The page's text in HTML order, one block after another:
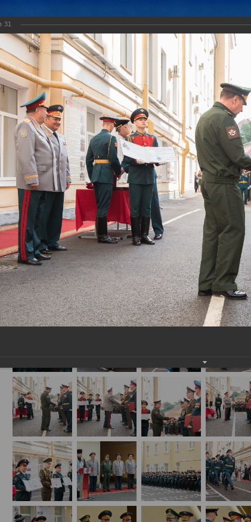
ОДКБ Новости Документы Аналитика
Участие Объединенного штаба ОДКБ в мероприятиях,
01.09.2017
31